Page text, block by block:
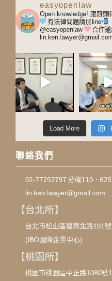
easyopenlaw
Open knowledge! 跟冠頭
有法律問題請加line
@easyopenlaw
合作
Load More
聯絡我們
02-77292797 分機110、625
lin.ken.lawyer@gmail.com
【台北所】
台北市松山區復興北路191
(IBO國際企業中心)
【桃園所】
桃園市桃園區中正路1080號